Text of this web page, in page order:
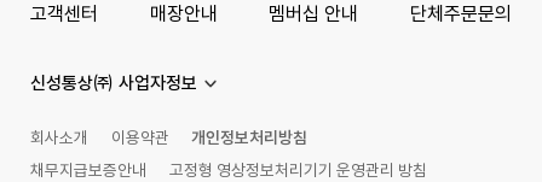
고객센터 매장안내 멤버십 안내 단체주문문의
신성통상㈜ 사업자정보
회사소개 이용약관
개인정보처리방침
채무지급보증안내
고정형 영상정보처리기기 운영관리 방침